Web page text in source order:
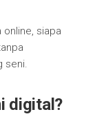
online, siapa
seni.
digital?